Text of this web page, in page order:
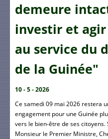
demeure
investir et
au service du
de la Guinée"
10 - 5 - 2026
Ce samedi 09 mai 2026 restera
engagement pour une Guinée
vers le bien-être de ses
Monsieur le Premier Ministre,